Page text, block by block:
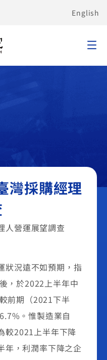
English
展望調查
灣採購經理
人營運展望調查
況遠不如預期，指
，於2022上半年中
前期（2021下半
。惟製造業自
較2021上半年下降
年，利潤率下降之企